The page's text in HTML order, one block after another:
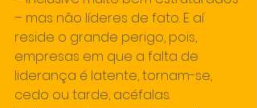
– mas não líderes de fato. E aí
reside o grande perigo, pois,
empresas em que a falta de
liderança é latente, tornam-se,
cedo ou tarde, acéfalas.